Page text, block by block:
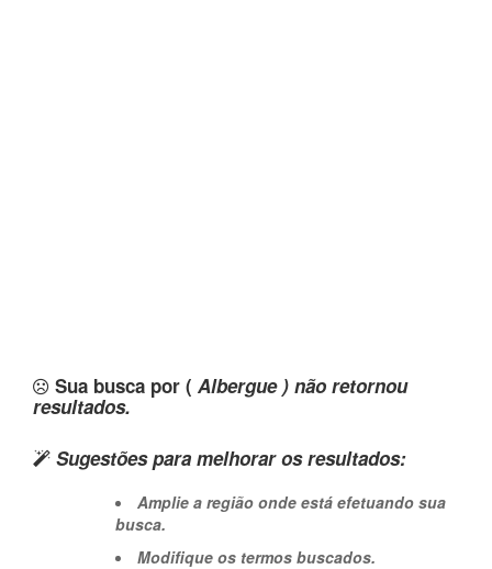
Sua busca por ( Albergue ) não retornou
resultados.
Sugestões para melhorar os resultados:
Amplie a região onde está efetuando sua
busca.
Modifique os termos buscados.